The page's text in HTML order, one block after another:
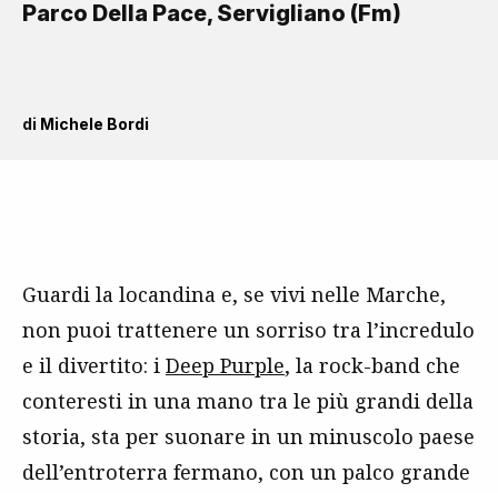
Parco Della Pace, Servigliano (Fm)
di Michele Bordi
Guardi la locandina e, se vivi nelle Marche,
non puoi trattenere un sorriso tra l’incredulo
e il divertito: i Deep Purple, la rock-band che
conteresti in una mano tra le più grandi della
storia, sta per suonare in un minuscolo paese
dell’entroterra fermano, con un palco grande